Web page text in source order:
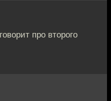
про второго